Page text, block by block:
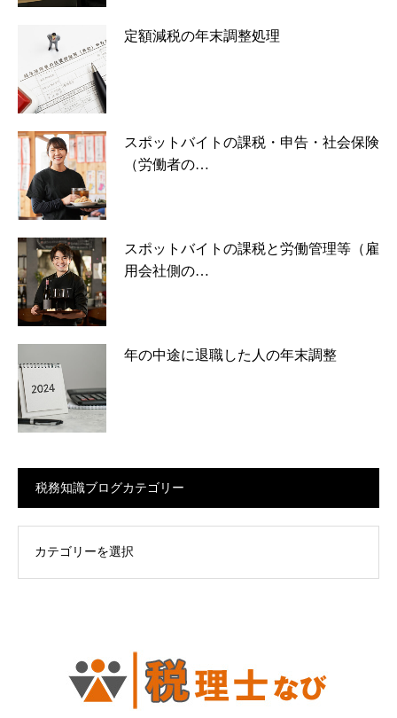
定額減税の年末調整処理
スポットバイトの課税・申告・社会保険
（労働者の…
スポットバイトの課税と労働管理等（雇
用会社側の…
年の中途に退職した人の年末調整
税務知識ブログカテゴリー